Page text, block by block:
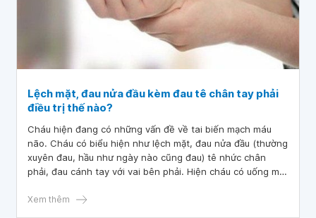
Lệch mặt, đau nửa đầu kèm đau tê chân tay phải
điều trị thế nào?
Cháu hiện đang có những vấn đề về tai biến mạch máu
não. Cháu có biểu hiện như lệch mặt, đau nửa đầu (thường
xuyên đau, hầu như ngày nào cũng đau) tê nhức chân
phải, đau cánh tay với vai bên phải. Hiện cháu có uống một
khỏi. Ngày trước cháu từng bị tai nạn ở đầu. Bác sĩ cho
Xem thêm